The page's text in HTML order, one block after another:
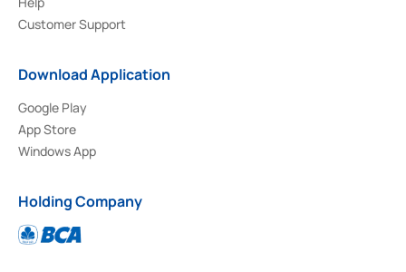
Customer Support
Download Application
Google Play
App Store
Windows App
Holding Company